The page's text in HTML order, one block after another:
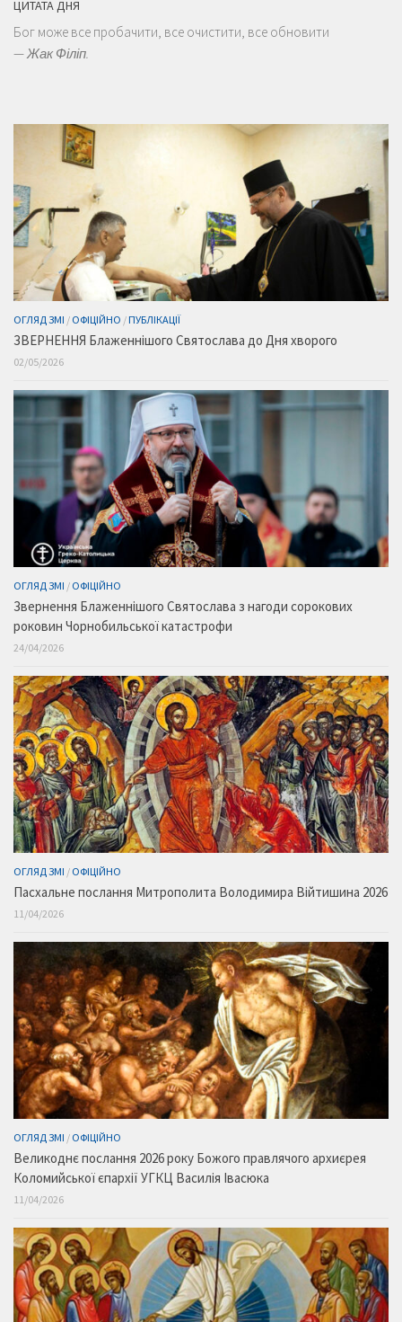
ЦИТАТА ДНЯ
Бог може все пробачити, все очистити, все обновити
—Жак Філіп.
ОГЛЯД ЗМІ / ОФІЦІЙНО /ПУБЛІКАЦІЇ
ЗВЕРНЕННЯ Блаженнішого Святослава до Дня хворого
02/05/2026
ОГЛЯД ЗМІ / ОФІЦІЙНО
Звернення Блаженнішого Святослава з нагоди сорокових
роковин Чорнобильської катастрофи
24/04/2026
ОГЛЯД ЗМІ / ОФІЦІЙНО
Пасхальне послання Митрополита Володимира Війтишина 2026
11/04/2026
ОГЛЯД ЗМІ / ОФІЦІЙНО
Великоднє послання 2026 року Божого правлячого архиєрея
Коломийської єпархії УГКЦ Василія Івасюка
11/04/2026